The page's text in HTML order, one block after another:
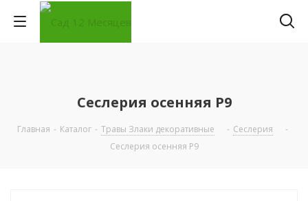
Сеслерия осенняя P9
Главная - Каталог - Травы Злаки декоративные - Сеслерия
-
Сеслерия осенняя P9